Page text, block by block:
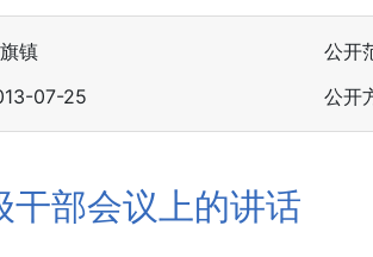
镇
公开
07-25 公开
干部会议上的讲话